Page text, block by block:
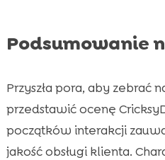
Podsumowanie
Przyszła pora, aby zebrać
przedstawić ocenę
początków interakcji
jakość obsługi klienta.